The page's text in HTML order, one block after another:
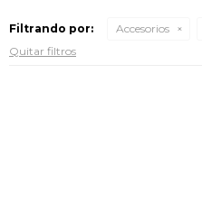
Filtrando por: Accesorios
Quitar filtros